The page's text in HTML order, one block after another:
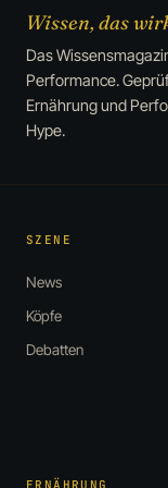
Wissen, das
Das
Performance.
Ernährung und
Hype.
SZENE
News
Köpfe
Debatten
ERNÄHRUNG